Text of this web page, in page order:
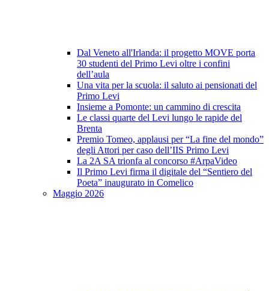
Dal Veneto all'Irlanda: il progetto MOVE porta
30 studenti del Primo Levi oltre i confini
dell’aula
Una vita per la scuola: il saluto ai pensionati del
Primo Levi
Insieme a Pomonte: un cammino di crescita
Le classi quarte del Levi lungo le rapide del
Brenta
Premio Tomeo, applausi per “La fine del mondo”
degli Attori per caso dell’IIS Primo Levi
La 2A SA trionfa al concorso #ArpaVideo
Il Primo Levi firma il digitale del “Sentiero del
Poeta” inaugurato in Comelico
Maggio 2026